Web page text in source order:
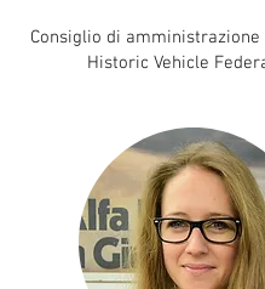
Consiglio di amministrazione
Historic Vehicle